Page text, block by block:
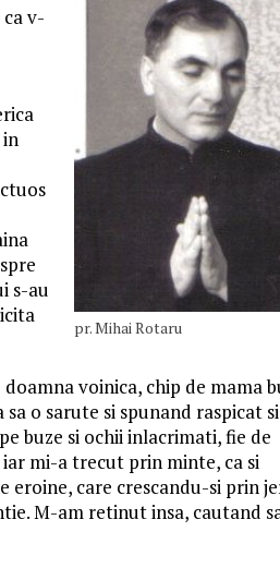
pr. Mihai Rotaru
v-
s-au
voinica, chip de mama
o sarute si spunand raspicat
buze si ochii inlacrimati, fie de
mi-a trecut prin minte, ca si
eroine, care crescandu-si prin
M-am retinut insa, cautand